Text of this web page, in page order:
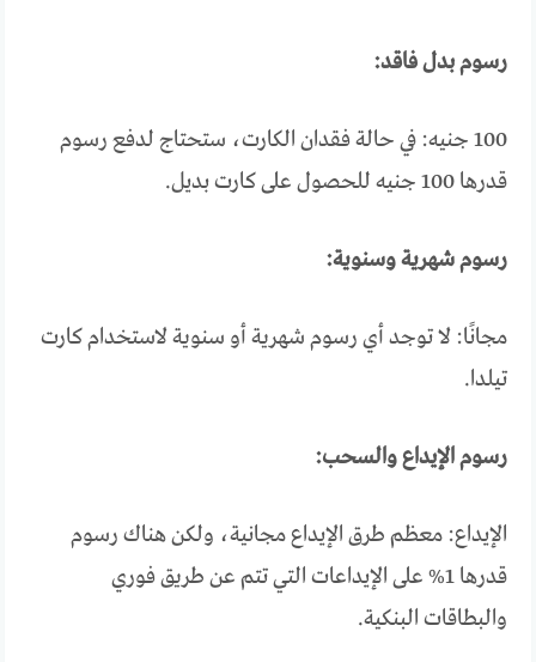
رسوم بدل فاقد:
100 جنيه: في حالة فقدان الكارت، ستحتاج لدفع رسوم
قدرها 100 جنيه للحصول على كارت بديل.
رسوم شهرية وسنوية:
مجانًا: لا توجد أي رسوم شهرية أو سنوية لاستخدام كارت
تيلدا.
رسوم الإيداع والسحب:
الإيداع: معظم طرق الإيداع مجانية، ولكن هناك رسوم
قدرها 1% على الإيداعات التي تتم عن طريق فوري
والبطاقات البنكية.